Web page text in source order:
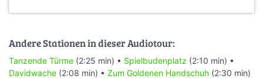
Andere Stationen in dieser Audiotour:
Tanzende Türme (2:25 min) • Spielbudenplatz (2:10 min) •
Davidwache (2:08 min) • Zum Goldenen Handschuh (2:30 min)